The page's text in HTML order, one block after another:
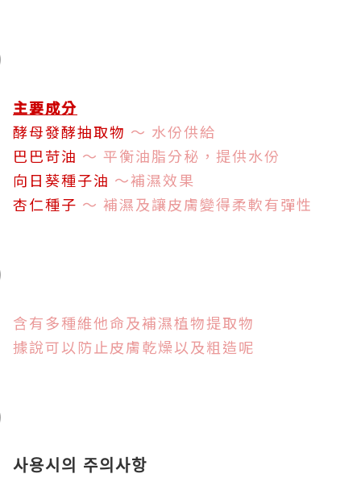
主要成分
酵母發酵抽取物 ～ 水份供給
巴巴苛油 ～ 平衡油脂分秘，提供水份
向日葵種子油 ～補濕效果
杏仁種子 ～ 補濕及讓皮膚變得柔軟有彈性
含有多種維他命及補濕植物提取物
據說可以防止皮膚乾燥以及粗造呢
사용시의 주의사항